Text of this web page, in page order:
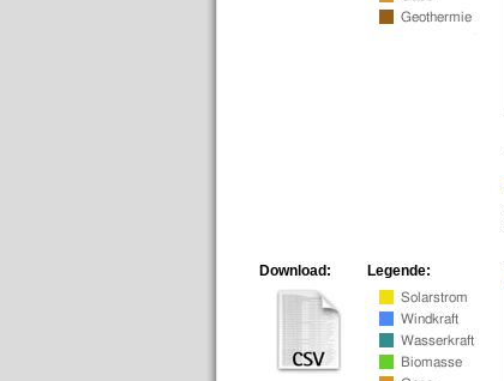
Legende:
Download: